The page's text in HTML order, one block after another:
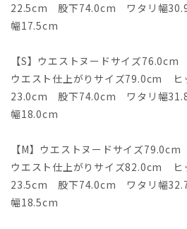
22.5cm 股下74.0cm ワタリ幅
幅17.5cm
【S】ウエストヌードサイズ76.0cm
ウエスト仕上がりサイズ79.0cm
23.0cm 股下74.0cm ワタリ幅
幅18.0cm
【M】ウエストヌードサイズ79.0cm
ウエスト仕上がりサイズ82.0cm
23.5cm 股下74.0cm ワタリ幅
幅18.5cm